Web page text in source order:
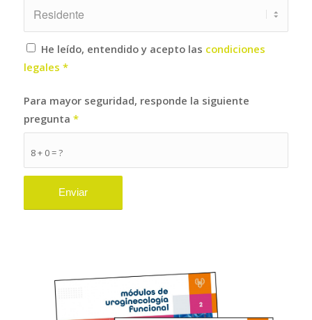
He leído, entendido y acepto las condiciones
legales *
8 + 0 = ?
Para mayor seguridad, responde la siguiente
pregunta *